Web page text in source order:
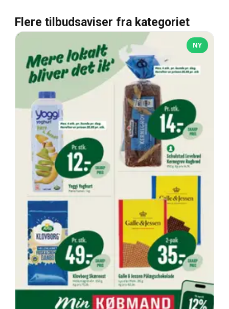
Flere tilbudsaviser fra kategoriet
NY